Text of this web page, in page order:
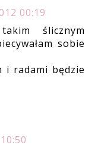
00:19
ślicznym
sobie
i radami będzie